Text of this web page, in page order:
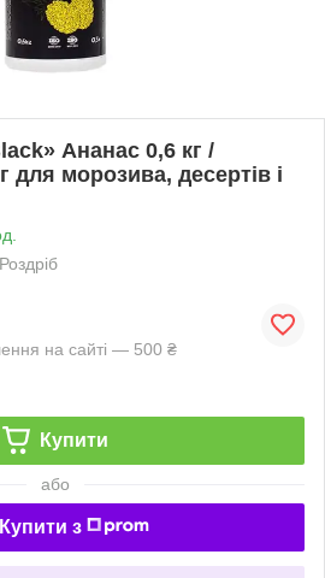
Ананас 0,6 кг /
для морозива, десертів і
Роздріб
на сайті — 500 ₴
Купити
або
Купити з